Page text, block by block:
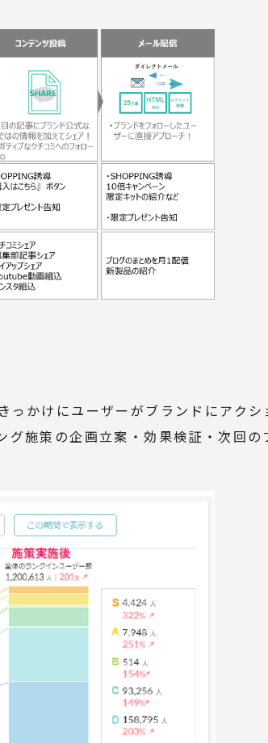
っかけにユーザーがブランドにアクシ
グ施策の企画立案・効果検証・次回の